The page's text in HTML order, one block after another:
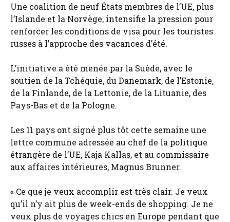
Une coalition de neuf États membres de l’UE, plus
l’Islande et la Norvège, intensifie la pression pour
renforcer les conditions de visa pour les touristes
russes à l’approche des vacances d’été.
L’initiative a été menée par la Suède, avec le
soutien de la Tchéquie, du Danemark, de l’Estonie,
de la Finlande, de la Lettonie, de la Lituanie, des
Pays-Bas et de la Pologne.
Les 11 pays ont signé plus tôt cette semaine une
lettre commune adressée au chef de la politique
étrangère de l’UE, Kaja Kallas, et au commissaire
aux affaires intérieures, Magnus Brunner.
« Ce que je veux accomplir est très clair. Je veux
qu’il n’y ait plus de week-ends de shopping. Je ne
veux plus de voyages chics en Europe pendant que